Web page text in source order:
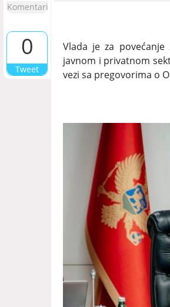
Komentari
0
Tweet
Vlada je za
javnom i privatnom
vezi sa pregovorima o